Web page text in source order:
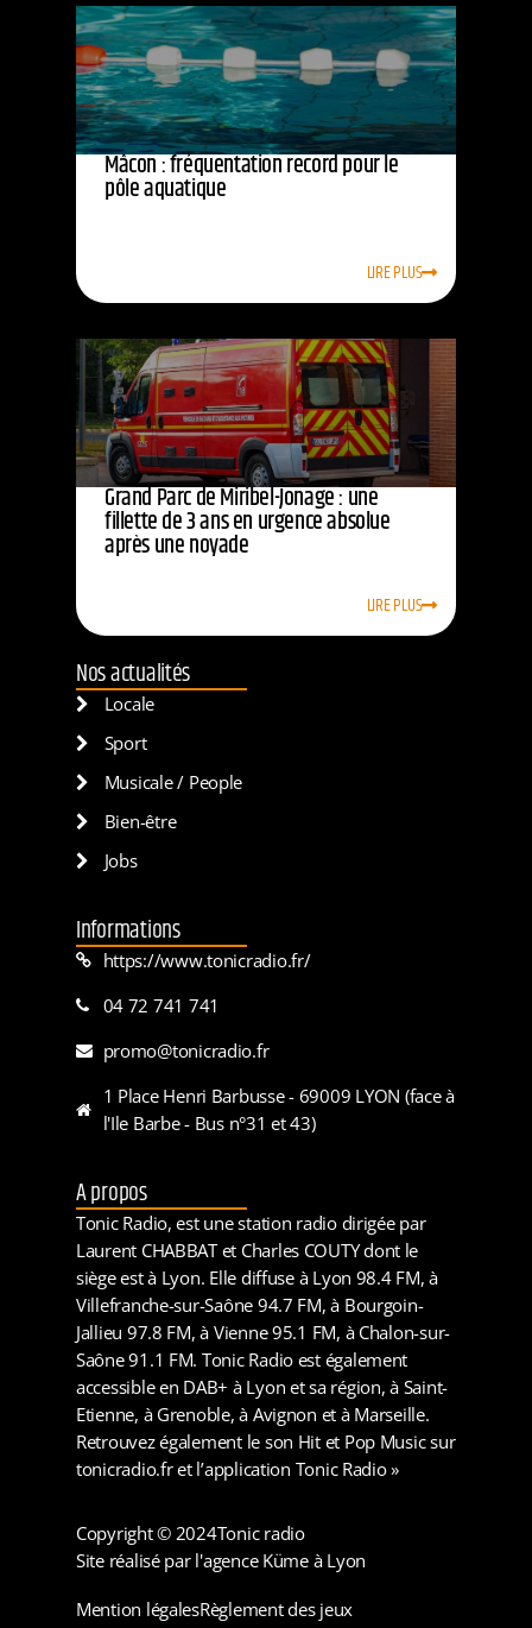
Mâcon : fréquentation record pour le
pôle aquatique
LIRE PLUS
Grand Parc de Miribel-Jonage : une
fillette de 3 ans en urgence absolue
après une noyade
LIRE PLUS
Nos actualités
Locale
Sport
Musicale / People
Bien-être
Jobs
Informations
https://www.tonicradio.fr/
04 72 741 741
promo@tonicradio.fr
1 Place Henri Barbusse - 69009 LYON (face à
l'Ile Barbe - Bus n°31 et 43)
A propos
Tonic Radio, est une station radio dirigée par
Laurent CHABBAT et Charles COUTY dont le
siège est à Lyon. Elle diffuse à Lyon 98.4 FM, à
Villefranche-sur-Saône 94.7 FM, à Bourgoin-
Jallieu 97.8 FM, à Vienne 95.1 FM, à Chalon-sur-
Saône 91.1 FM. Tonic Radio est également
accessible en DAB+ à Lyon et sa région, à Saint-
Etienne, à Grenoble, à Avignon et à Marseille.
Retrouvez également le son Hit et Pop Music sur
tonicradio.fr et l’application Tonic Radio »
Copyright © 2024Tonic radio
Site réalisé par l'agence Küme à Lyon
Mention légalesRèglement des jeux